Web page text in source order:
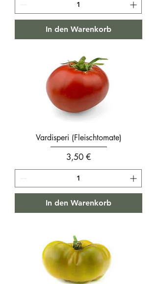
In den Warenkorb
Vardisperi (Fleischtomate)
Preis
3,50 €
In den Warenkorb